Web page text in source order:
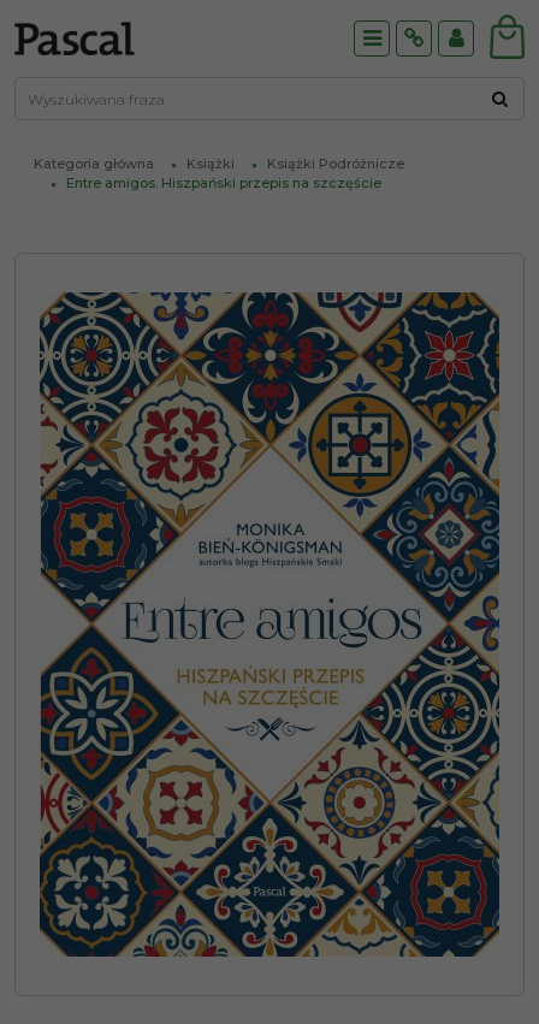
MenuInfoPanel
Kategoria główna Książki
Książki Podróżnicze
Entre amigos. Hiszpański przepis na szczęście